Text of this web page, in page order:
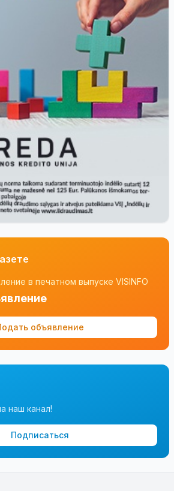
в печатном выпуске VISINFO
объявление
наш канал!
Подписаться